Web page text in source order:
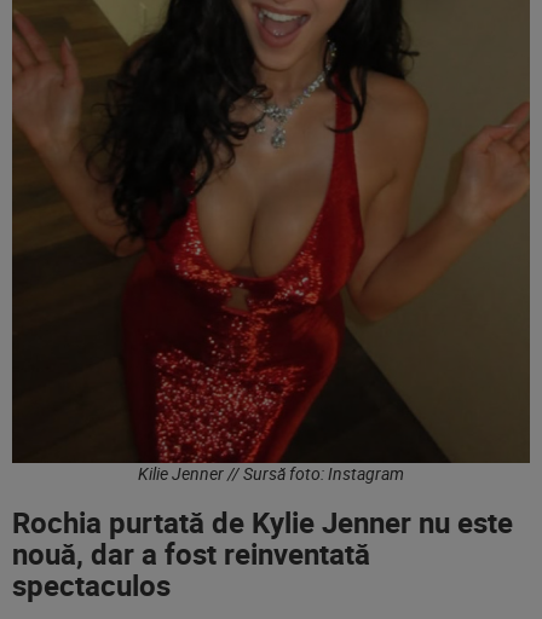
Kilie Jenner // Sursă foto: Instagram
Rochia purtată de Kylie Jenner nu este
nouă, dar a fost reinventată
spectaculos